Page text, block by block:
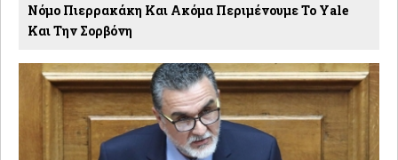
Νόμο Πιερρακάκη Και Ακόμα Περιμένουμε Το Yale
Και Την Σορβόνη